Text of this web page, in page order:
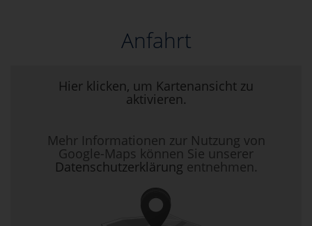
Anfahrt
Hier klicken, um Kartenansicht zu
aktivieren.
Mehr Informationen zur Nutzung von
Google-Maps können Sie unserer
Datenschutzerklärung entnehmen.